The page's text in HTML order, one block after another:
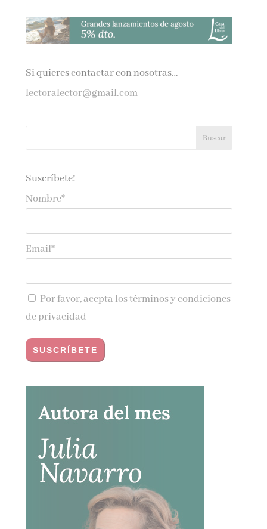
Si quieres contactar con nosotras…
lectoralector@gmail.com
Suscríbete!
Nombre*
Email*
Por favor, acepta lostérminos y condiciones
de privacidad